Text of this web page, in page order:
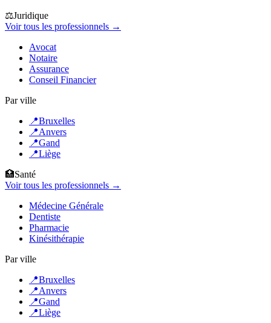
⚖️Juridique
Voir tous les professionnels →
Avocat
Notaire
Assurance
Conseil Financier
Par ville
📍Bruxelles
📍Anvers
📍Gand
📍Liège
🏥Santé
Voir tous les professionnels →
Médecine Générale
Dentiste
Pharmacie
Kinésithérapie
Par ville
📍Bruxelles
📍Anvers
📍Gand
📍Liège